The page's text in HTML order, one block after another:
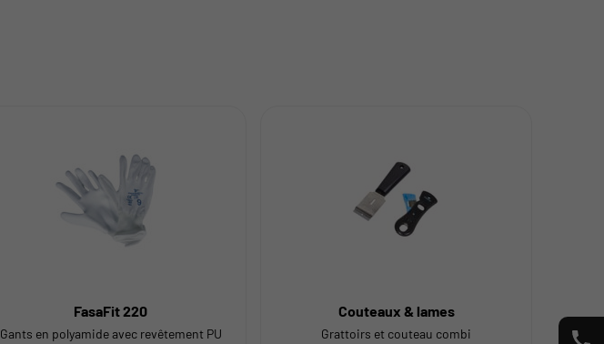
FasaFit 220
Gants en polyamide avec revêtement PU
Couteaux & lames
Grattoirs et couteau combi